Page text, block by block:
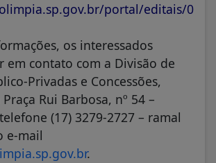
portal/editais/0
os interessados
em contato com a Divisão de
Privadas e Concessões,
Rui Barbosa, nº 54 –
(17) 3279-2727 – ramal
e-mail
.